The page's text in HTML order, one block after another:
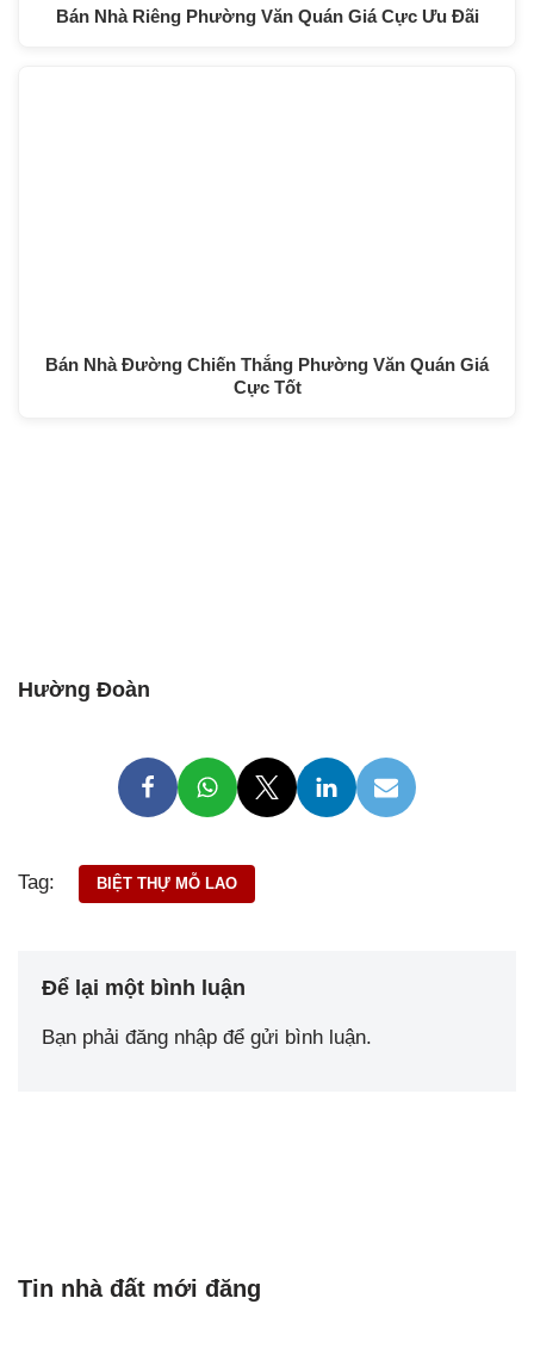
Bán Nhà Riêng Phường Văn Quán Giá Cực Ưu Đãi
Bán Nhà Đường Chiến Thắng Phường Văn Quán Giá
Cực Tốt
Hường Đoàn
Tag: BIỆT THỰ MỖ LAO
Để lại một bình luận
Bạn phải đăng nhập để gửi bình luận.
Tin nhà đất mới đăng